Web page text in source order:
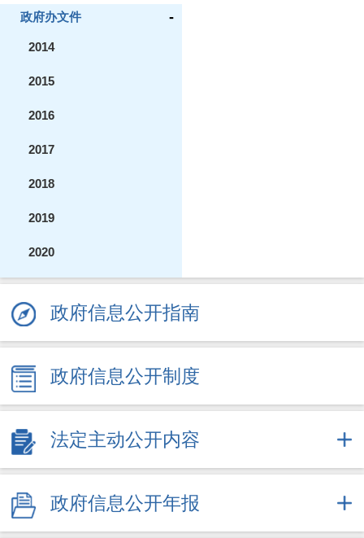
政府办文件 -
2014
2015
2016
2017
2018
2019
2020
2021
2022
2024
2026
政府信息公开指南
政府信息公开制度
法定主动公开内容
政府信息公开年报